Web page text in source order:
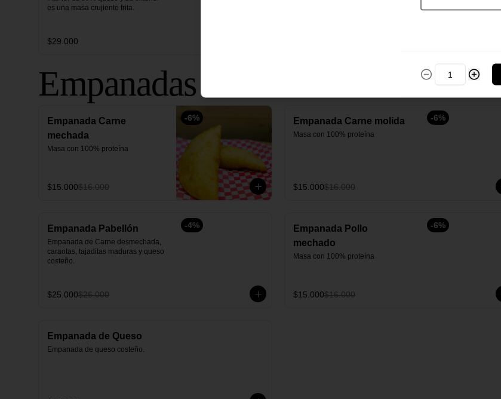
es una masa crujiente frita.
$29.000
Empanadas tradicionales
-6%
Empanada Carne
mechada
Masa con 100% proteína
$15.000$16.000
-6%
Empanada Carne molida
Masa con 100% proteína
$15.000$16.000
-4%
Empanada Pabellón
Empanada de Carne desmechada,
caraotas, tajaditas maduras y queso
costeño.
$25.000$26.000
-6%
Empanada Pollo
mechado
Masa con 100% proteína
$15.000$16.000
Empanada de Queso
Empanada de queso costeño.